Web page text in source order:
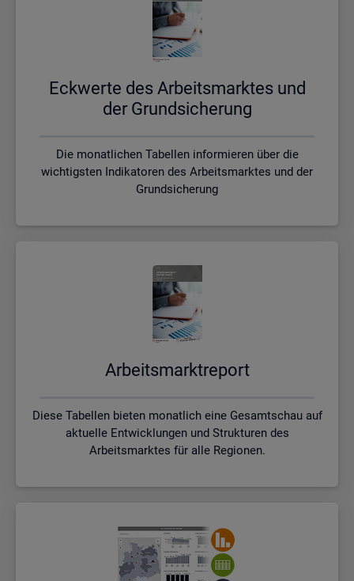
Eck­wer­te des Ar­beits­mark­tes und
der Grund­si­che­rung
Die monatlichen Tabellen informieren über die
wichtigsten Indikatoren des Arbeitsmarktes und der
Grundsicherung
Ar­beits­markt­re­port
Diese Tabellen bieten monatlich eine Gesamtschau auf
aktuelle Entwicklungen und Strukturen des
Arbeitsmarktes für alle Regionen.